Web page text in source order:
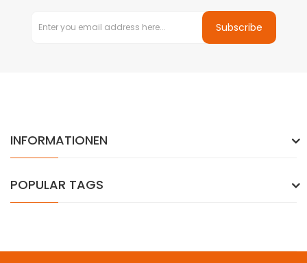
Subscribe
INFORMATIONEN
POPULAR TAGS